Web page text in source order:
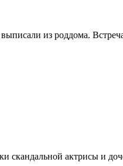
из роддома.
актрисы и